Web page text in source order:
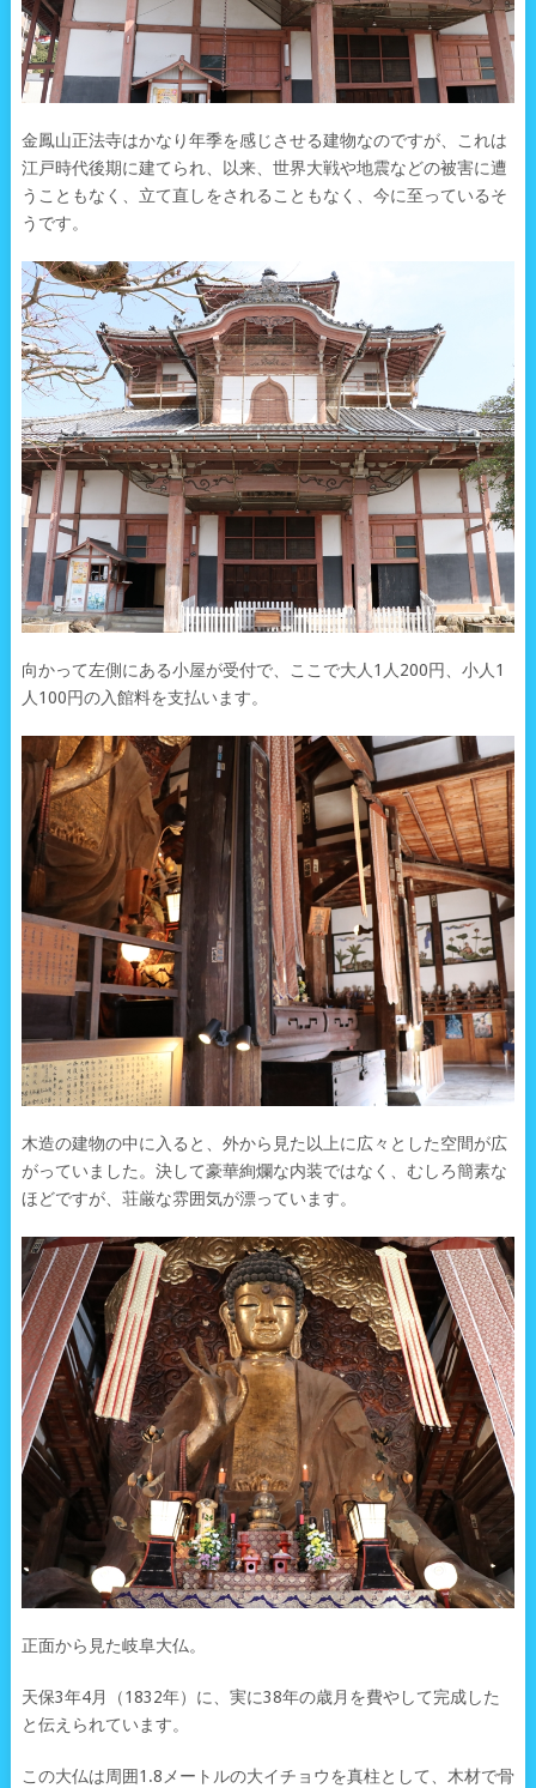
金鳳山正法寺はかなり年季を感じさせる建物なのですが、これは
江戸時代後期に建てられ、以来、世界大戦や地震などの被害に遭
うこともなく、立て直しをされることもなく、今に至っているそ
うです。
向かって左側にある小屋が受付で、ここで大人1人200円、小人1
人100円の入館料を支払います。
木造の建物の中に入ると、外から見た以上に広々とした空間が広
がっていました。決して豪華絢爛な内装ではなく、むしろ簡素な
ほどですが、荘厳な雰囲気が漂っています。
正面から見た岐阜大仏。
天保3年4月（1832年）に、実に38年の歳月を費やして完成した
と伝えられています。
この大仏は周囲1.8メートルの大イチョウを真柱として、木材で骨